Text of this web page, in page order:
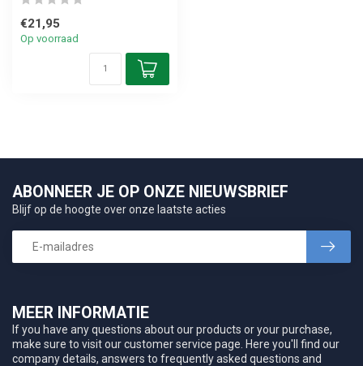
€21,95
Op voorraad
MEER INFORMATIE
If you have any questions about our products or your purchase,
make sure to visit our customer service page. Here you'll find our
company details, answers to frequently asked questions and
ABONNEER JE OP ONZE NIEUWSBRIEF
Blijf op de hoogte over onze laatste acties